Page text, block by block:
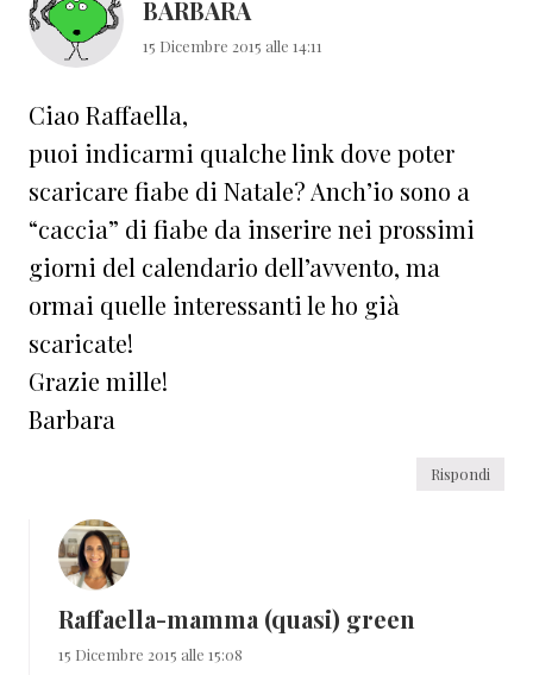
BARBARA
15 Dicembre 2015 alle 14:11
Ciao Raffaella,
puoi indicarmi qualche link dove poter
scaricare fiabe di Natale? Anch’io sono a
“caccia” di fiabe da inserire nei prossimi
giorni del calendario dell’avvento, ma
ormai quelle interessanti le ho già
scaricate!
Grazie mille!
Barbara
Rispondi
Raffaella-mamma (quasi) green
15 Dicembre 2015 alle 15:08